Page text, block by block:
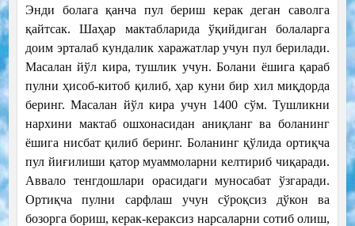
Энди болага қанча пул бериш керак деган саволга
қайтсак. Шаҳар мактабларида ўқийдиган болаларга
доим эрталаб кундалик харажатлар учун пул берилади.
Масалан йўл кира, тушлик учун. Болани ёшига қараб
пулни ҳисоб-китоб қилиб, ҳар куни бир хил миқдорда
беринг. Масалан йўл кира учун 1400 сўм. Тушликни
нархини мактаб ошхонасидан аниқланг ва боланинг
ёшига нисбат қилиб беринг. Боланинг қўлида ортиқча
пул йиғилиши қатор муаммоларни келтириб чиқаради.
Аввало тенгдошлари орасидаги муносабат ўзгаради.
Ортиқча пулни сарфлаш учун сўроқсиз дўкон ва
бозорга бориш, керак-кераксиз нарсаларни сотиб олиш,